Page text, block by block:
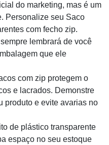
do marketing, mas é um
Personalize seu Saco
com fecho zip.
lembrará de você
que ele
com zip protegem o
e lacrados. Demonstre
produto e evite avarias no
de plástico transparente
espaço no seu estoque